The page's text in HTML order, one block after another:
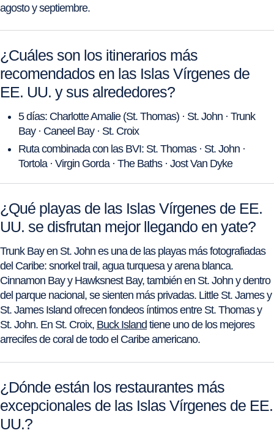
agosto y septiembre.
¿Cuáles son los itinerarios más
recomendados en las Islas Vírgenes de
EE. UU. y sus alrededores?
5 días: Charlotte Amalie (St. Thomas) · St. John · Trunk
Bay · Caneel Bay · St. Croix
Ruta combinada con las BVI: St. Thomas · St. John ·
Tortola · Virgin Gorda · The Baths · Jost Van Dyke
¿Qué playas de las Islas Vírgenes de EE.
UU. se disfrutan mejor llegando en yate?
Trunk Bay en St. John es una de las playas más fotografiadas
del Caribe: snorkel trail, agua turquesa y arena blanca.
Cinnamon Bay y Hawksnest Bay, también en St. John y dentro
del parque nacional, se sienten más privadas. Little St. James y
St. James Island ofrecen fondeos íntimos entre St. Thomas y
St. John. En St. Croix, Buck Island tiene uno de los mejores
arrecifes de coral de todo el Caribe americano.
¿Dónde están los restaurantes más
excepcionales de las Islas Vírgenes de EE.
UU.?